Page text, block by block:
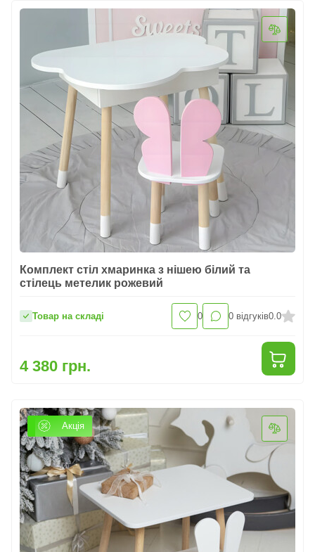
Комплект стіл хмаринка з нішею білий та
стілець метелик рожевий
Товар на складі 0 0 відгуків0.0
4 380 грн.
Акція